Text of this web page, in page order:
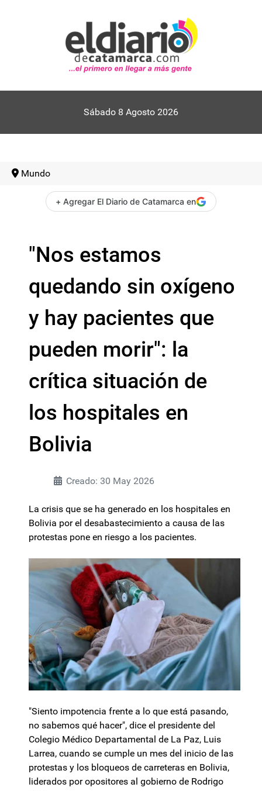
Sábado 8 Agosto 2026
Mundo
+ Agregar El Diario de Catamarca en
"Nos estamos
quedando sin oxígeno
y hay pacientes que
pueden morir": la
crítica situación de
los hospitales en
Bolivia
Creado: 30 May 2026
La crisis que se ha generado en los hospitales en
Bolivia por el desabastecimiento a causa de las
protestas pone en riesgo a los pacientes.
"Siento impotencia frente a lo que está pasando,
no sabemos qué hacer", dice el presidente del
Colegio Médico Departamental de La Paz, Luis
Larrea, cuando se cumple un mes del inicio de las
protestas y los bloqueos de carreteras en Bolivia,
liderados por opositores al gobierno de Rodrigo